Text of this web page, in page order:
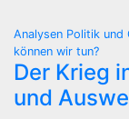
Analysen Politik und
können wir tun?
Der Krieg
und